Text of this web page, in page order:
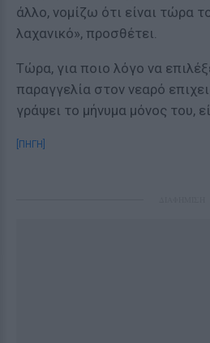
άλλο, νομίζω ότι είναι τώρα
λαχανικό», προσθέτει.
Τώρα, για ποιο λόγο να
παραγγελία στον νεαρό
γράψει το μήνυμα μόνος του,
[ΠΗΓΗ]